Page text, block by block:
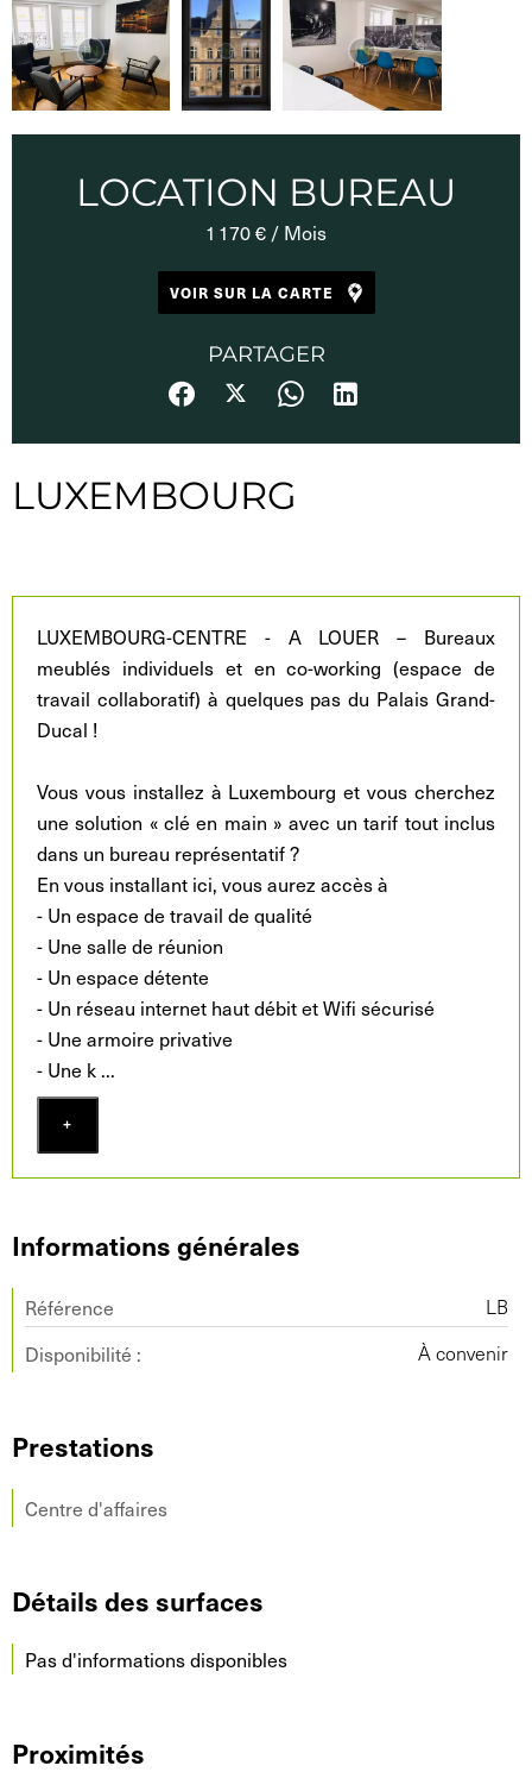
LOCATION BUREAU
1 170 € / Mois
VOIR SUR LA CARTE
PARTAGER
LUXEMBOURG
LUXEMBOURG-CENTRE - A LOUER – Bureaux
meublés individuels et en co-working (espace de
travail collaboratif) à quelques pas du Palais Grand-
Ducal !
Vous vous installez à Luxembourg et vous cherchez
une solution « clé en main » avec un tarif tout inclus
dans un bureau représentatif ?
En vous installant ici, vous aurez accès à
- Un espace de travail de qualité
- Une salle de réunion
- Un espace détente
- Un réseau internet haut débit et Wifi sécurisé
- Une armoire privative
- Une k ...
+
Informations générales
Référence LB
Disponibilité : À convenir
Prestations
Centre d'affaires
Détails des surfaces
Pas d'informations disponibles
Proximités